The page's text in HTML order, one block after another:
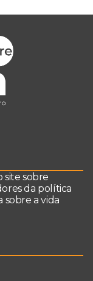
site sobre
da política
sobre a vida